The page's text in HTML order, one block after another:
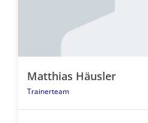
Matthias Häusler
Trainerteam